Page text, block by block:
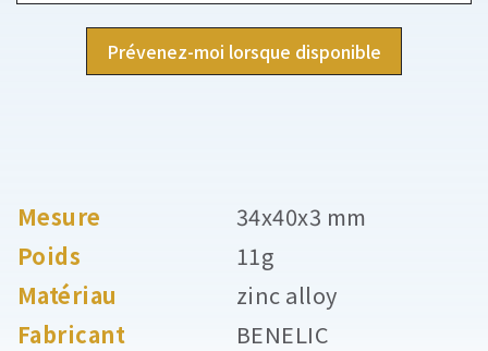
Prévenez-moi lorsque disponible
Mesure
34x40x3 mm
Poids
11g
Matériau
zinc alloy
Fabricant
BENELIC